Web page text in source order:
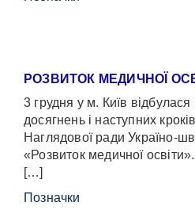
РОЗВИТОК МЕДИЧНОЇ
3 грудня у м. Київ
досягнень і наступних
Наглядової ради Україно-
«Розвиток медичної
[…]
Позначки